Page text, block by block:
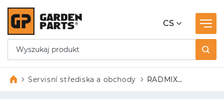
CS
Servisní střediska a obchody
RADMIX